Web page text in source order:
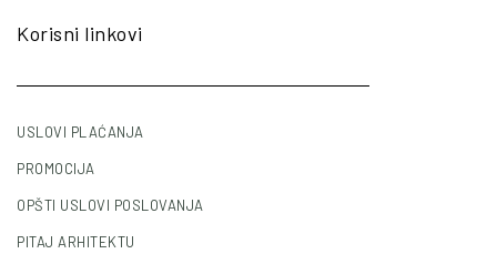
Korisni linkovi
USLOVI PLAĆANJA
PROMOCIJA
OPŠTI USLOVI POSLOVANJA
PITAJ ARHITEKTU